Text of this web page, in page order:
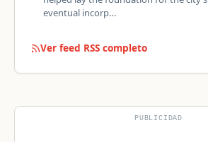
eventual incorp…
Ver feed RSS completo
PUBLICIDAD